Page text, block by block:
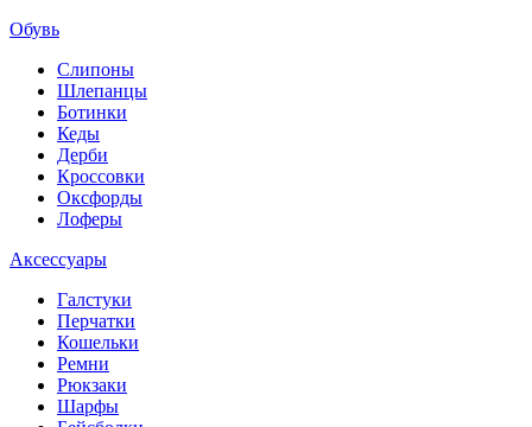
Обувь
Слипоны
Шлепанцы
Ботинки
Кеды
Дерби
Кроссовки
Оксфорды
Лоферы
Аксессуары
Галстуки
Перчатки
Кошельки
Ремни
Рюкзаки
Шарфы